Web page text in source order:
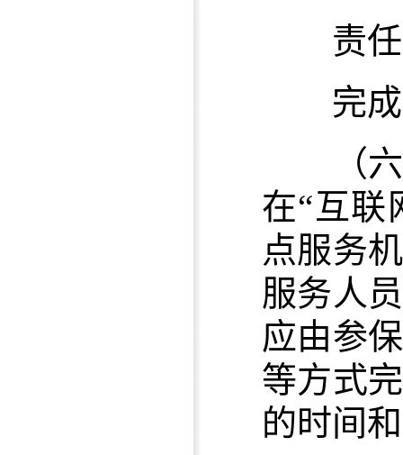
责任
完成
（
在“互联
点服务
服务人
应由参
等方式
的时间